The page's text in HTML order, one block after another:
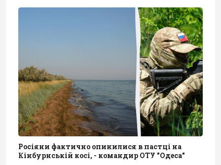
Росіяни фактично опинилися в пастці на
Кінбурнській косі, - командир ОТУ "Одеса"